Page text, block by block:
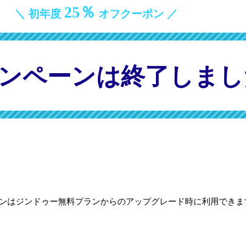
＼ 初年度 25％ オフクーポン ／
ペーンは終了しま
はジンドゥー無料プランからのアップグレード時に利用できま